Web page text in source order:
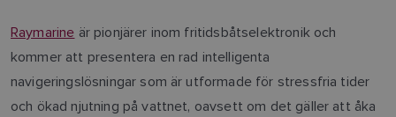
Raymarine är pionjärer inom fritidsbåtselektronik och
kommer att presentera en rad intelligenta
navigeringslösningar som är utformade för stressfria tider
och ökad njutning på vattnet, oavsett om det gäller att åka